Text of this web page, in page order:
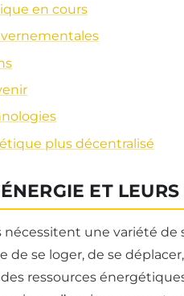
en cours
plus décentralisé
ET
une variété de
de se loger, de se
ressources